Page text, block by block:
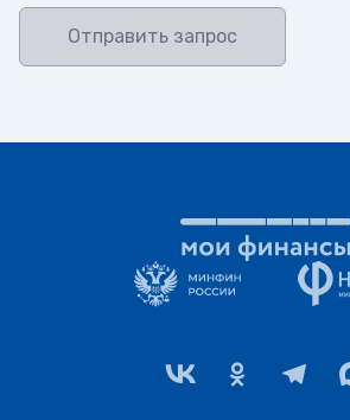
Отправить запрос